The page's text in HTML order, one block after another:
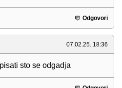
Odgovori
07.02.25. 18:36
sto se odgadja